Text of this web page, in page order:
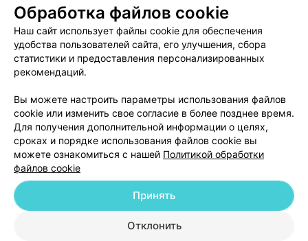
Пользовательское соглашение
Способы оплаты
Вакансии
Партнеры
Написать руководителю 103.by
Обработка персональных данных
© 2026 ООО «Артокс Лаб», УНП 191700409
| 220012, Республика Беларусь,
Обработка файлов cookie
Наш сайт использует файлы cookie для обеспечения
удобства пользователей сайта, его улучшения, сбора
статистики и предоставления персонализированных
рекомендаций.
Вы можете настроить параметры использования файлов
cookie или изменить свое согласие в более позднее время.
Для получения дополнительной информации о целях,
сроках и порядке использования файлов cookie вы
можете ознакомиться с нашей Политикой обработки
файлов cookie
Отклонить
Принять